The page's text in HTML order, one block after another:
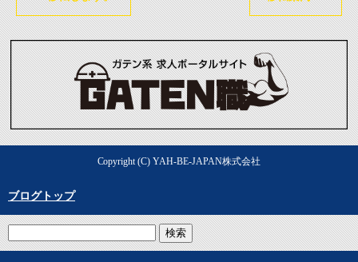
Copyright (C) YAH-BE-JAPAN株式会社
ブログトップ